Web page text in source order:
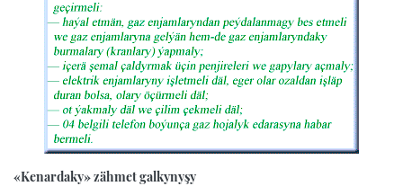
«Kenardaky» zähmet galkynyşy